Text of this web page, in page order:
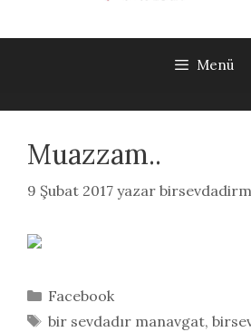
Menü
Muazzam..
9 Şubat 2017 yazar
Kategoriler
Facebook
Etiketler
bir sevdadır manavgat,